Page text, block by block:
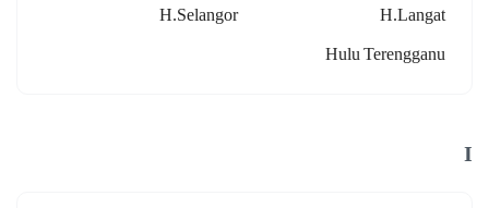
H.langat
H.selangor
Hulu Terengganu
I